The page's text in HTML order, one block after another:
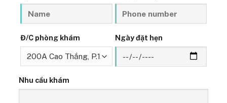
Đ/C phòng khám Ngày đặt hẹn
Nhu cầu khám